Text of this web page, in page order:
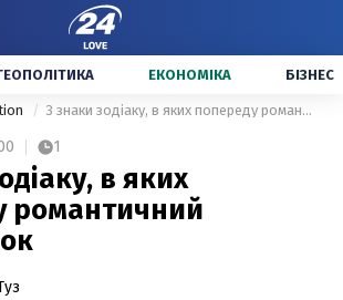
ЕКОНОМІКА БІЗНЕС
3 знаки зодіаку, в яких попереду романтичний відпочинок
1
в яких
романтичний